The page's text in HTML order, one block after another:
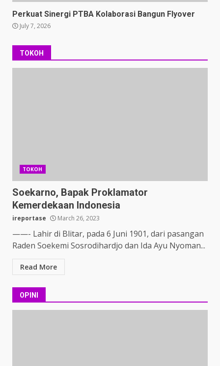
Perkuat Sinergi PTBA Kolaborasi Bangun Flyover
July 7, 2026
TOKOH
TOKOH
Soekarno, Bapak Proklamator
Kemerdekaan Indonesia
ireportase March 26, 2023
——- Lahir di Blitar, pada 6 Juni 1901, dari pasangan
Raden Soekemi Sosrodihardjo dan Ida Ayu Nyoman...
Read More
OPINI